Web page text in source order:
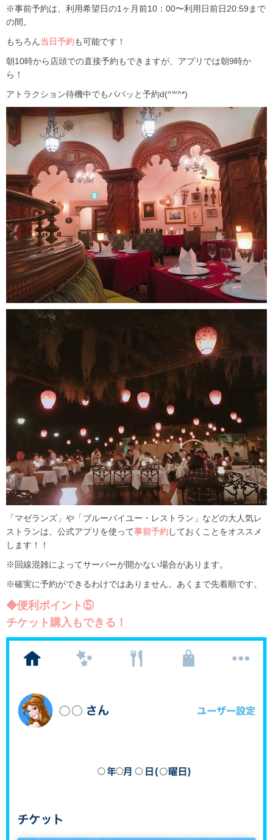
※事前予約は、利用希望日の1ヶ月前10：00〜利用日前日20:59まで
の間。
もちろん当日予約も可能です！
朝10時から店頭での直接予約もできますが、アプリでは朝9時か
ら！
アトラクション待機中でもパパッと予約d(^꒳^*)
「マゼランズ」や「ブルーバイユー・レストラン」などの大人気レ
ストランは、公式アプリを使って事前予約しておくことをオススメ
します！！
※回線混雑によってサーバーが開かない場合があります。
※確実に予約ができるわけではありません。あくまで先着順です。
◆便利ポイント⑤
チケット購入もできる！